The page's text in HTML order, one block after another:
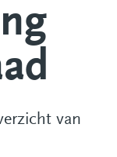
van